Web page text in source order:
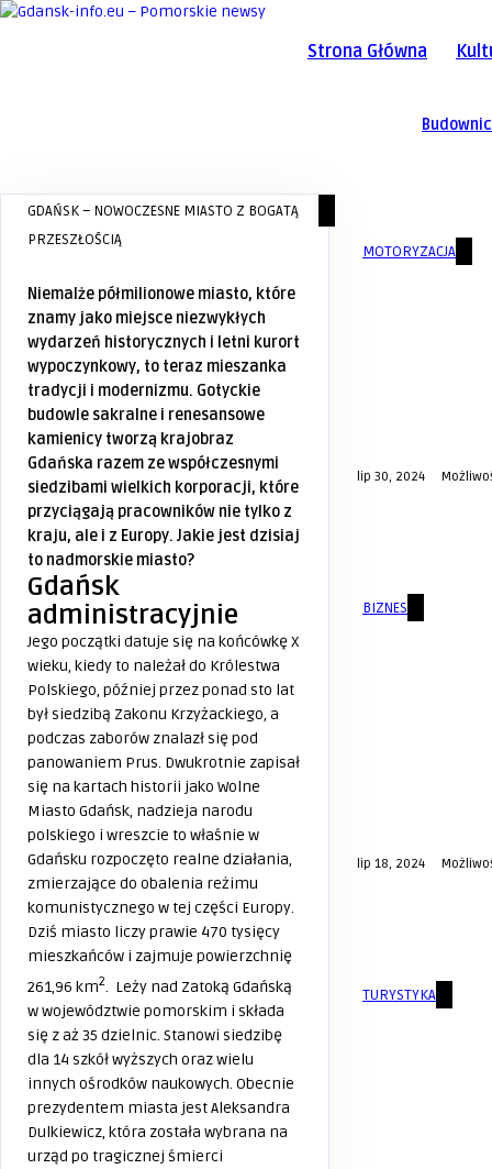
Strona Główna
GDAŃSK – NOWOCZESNE MIASTO Z BOGATĄ
PRZESZŁOŚCIĄ
Niemalże półmilionowe miasto, które
znamy jako miejsce niezwykłych
wydarzeń historycznych i letni kurort
wypoczynkowy, to teraz mieszanka
tradycji i modernizmu. Gotyckie
budowle sakralne i renesansowe
kamienicy tworzą krajobraz
Gdańska razem ze współczesnymi
siedzibami wielkich korporacji, które
przyciągają pracowników nie tylko z
kraju, ale i z Europy. Jakie jest dzisiaj
to nadmorskie miasto?
Gdańsk
administracyjnie
Jego początki datuje się na końcówkę X
wieku, kiedy to należał do Królestwa
Polskiego, później przez ponad sto lat
był siedzibą Zakonu Krzyżackiego, a
podczas zaborów znalazł się pod
panowaniem Prus. Dwukrotnie zapisał
się na kartach historii jako Wolne
Miasto Gdańsk, nadzieja narodu
polskiego i wreszcie to właśnie w
Gdańsku rozpoczęto realne działania,
zmierzające do obalenia reżimu
komunistycznego w tej części Europy.
Dziś miasto liczy prawie 470 tysięcy
mieszkańców i zajmuje powierzchnię
261,96 km2. Leży nad Zatoką Gdańską
w województwie pomorskim i składa
się z aż 35 dzielnic. Stanowi siedzibę
dla 14 szkół wyższych oraz wielu
innych ośrodków naukowych. Obecnie
prezydentem miasta jest Aleksandra
Dulkiewicz, która została wybrana na
urząd po tragicznej śmierci
MOTORYZACJA
lip 30, 2024
BIZNES
lip 18, 2024
TURYSTYKA